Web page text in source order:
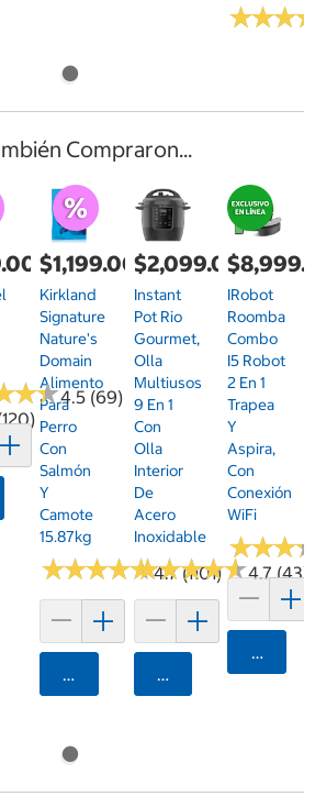
★★★
★★★
Compraron...
★★
★★4.5 (69)
$1,199.00
Kirkland
Signature
Nature's
Domain
Alimento
Para
Perro
Con
Salmón
Y
Camote
15.87kg
★★★★★
★★★★★4.7 (1101)
Agregar
$2,099.00
Instant
Pot Rio
Gourmet,
Olla
Multiusos
9 En 1
Con
Olla
Interior
De
Acero
Inoxidable
★★★★★
★★★★★4.7 (43)
Agregar
IRobot
Roomba
Combo
I5 Robot
2 En 1
Trapea
Y
Aspira,
Con
Conexión
WiFi
★★★
★★★